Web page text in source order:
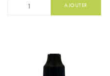
AJOUTER